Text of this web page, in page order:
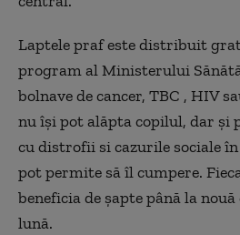
Laptele praf este distribuit
program al Ministerului
bolnave de cancer, TBC , HIV
nu îşi pot alăpta copilul, dar şi
cu distrofii si cazurile sociale
pot permite să îl cumpere.
beneficia de şapte până la
lună.